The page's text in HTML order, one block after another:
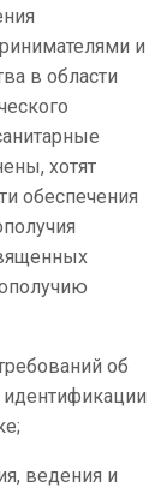
и
в области
хотят
обеспечения
об
ведения и